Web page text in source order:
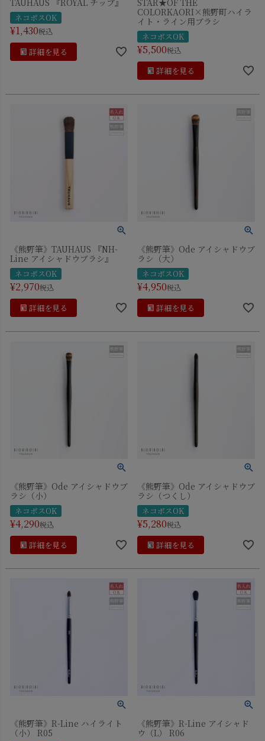
ネコポスOK
¥1,430税込
詳細を見る
COLORKAORI×熊野町ハイラ
イト・ライン用ブラシ
ネコポスOK
¥5,500税込
詳細を見る
《熊野筆》TAUHAUS 『NH-
Line アイシャドウブラシ』
ネコポスOK
¥2,970税込
詳細を見る
《熊野筆》Ode アイシャドウブ
ラシ（大）
ネコポスOK
¥4,950税込
詳細を見る
《熊野筆》Ode アイシャドウブ
ラシ（小）
ネコポスOK
¥4,290税込
詳細を見る
《熊野筆》Ode アイシャドウブ
ラシ（つくし）
ネコポスOK
¥5,280税込
詳細を見る
《熊野筆》R-Line ハイライト
（小） R05
《熊野筆》R-Line アイシャド
ウ（L） R06